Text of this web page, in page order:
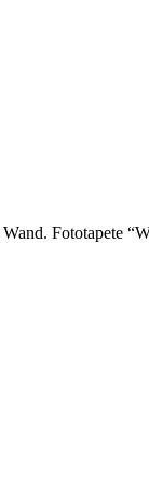
Fototapete